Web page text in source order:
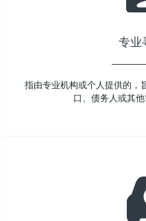
专业
指由专业机构或个人提供的，
口、债务人或其他